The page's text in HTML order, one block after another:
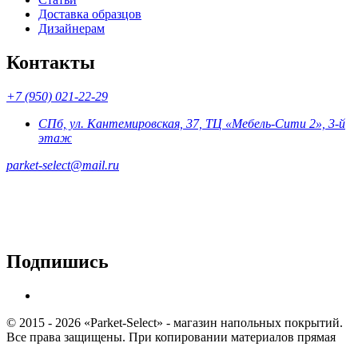
Доставка образцов
Дизайнерам
Контакты
+7 (950) 021-22-29
СПб, ул. Кантемировская, 37, ТЦ «Мебель-Сити 2», 3-й
этаж
parket-select@mail.ru
Подпишись
© 2015 - 2026 «Parket-Select» - магазин напольных покрытий.
Все права защищены. При копировании материалов прямая